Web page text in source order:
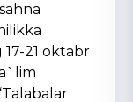
21 oktabr